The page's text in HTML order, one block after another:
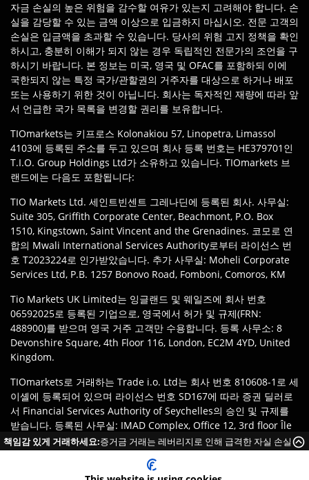
자금 손실의 높은 위험을 감수할 여유가 있는지 고려해야 합니다. 손
실을 감당할 수 있는 금액 이상으로 입금하지 마십시오. 전문 고객의
손실은 입금액을 초과할 수 있습니다. 당사의 위험 고지 정책을 확인
하시고, 충분히 이해가 되지 않는 경우 독립적인 전문가의 조언을 구
하시기 바랍니다. 본 정보는 미국, 영국 및 OFAC를 포함하되 이에
국한되지 않는 특정 국가/관할권의 거주자를 대상으로 하거나 배포
또는 사용하기 위한 것이 아닙니다. 회사는 독자적인 재량에 따라 앞
서 언급한 국가 목록을 변경할 권리를 보유합니다.
TIOmarkets는 키프로스 Kolonakiou 57, Linopetra, Limassol
4103에 등록된 주소를 두고 있으며 회사 등록 번호는 HE379701인
T.I.O. Group Holdings Ltd가 소유하고 있습니다. TIOmarkets 브
랜드에는 다음도 포함됩니다:
TIO Markets Ltd. 세인트빈센트 그레나딘에 등록된 회사. 사무실:
Suite 305, Griffith Corporate Center, Beachmont, P.O. Box
1510, Kingstown, Saint Vincent and the Grenadines. 코모로 연
합의 Mwali International Services Authority로부터 라이선스 번
호 T2023224로 인가받았습니다. 추가 사무실: Moheli Corporate
Services Ltd, P.B. 1257 Bonovo Road, Fomboni, Comoros, KM
Tio Markets UK Limited는 잉글랜드 및 웨일즈에 회사 번호
06592025로 등록된 기업으로, 영국에서 허가 및 규제(FRN:
488900)를 받으며 영국 거주 고객만 수용합니다. 등록 사무소: 8
Devonshire Square, 4th Floor 116, London, EC2M 4YD, United
Kingdom.
TIOmarkets로 거래하는 Trade i.o. Ltd는 회사 번호 810608-1로 세
이셸에 등록되어 있으며 라이선스 번호 SD167에 따라 증권 딜러로
서 Financial Services Authority of Seychelles의 승인 및 규제를
받습니다. 등록된 사무실: IMAD Complex, Office 12, 3rd floor Île
du Port, Mahe Seychelles.
고객은 관할 지역의 법률 및 규정에 따라 TIOmarkets 브
책임감 있게 거래하세요:증거금 거래는 레버리지로 인해 급격한 자실 손실
이 발생할 위험이 높습니다.